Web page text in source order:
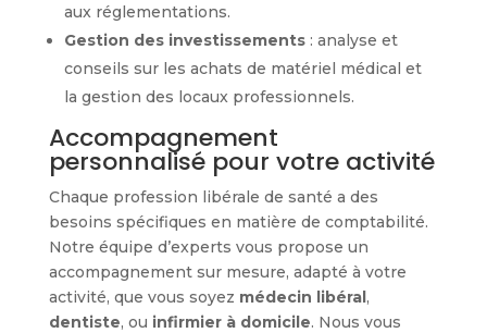
aux réglementations.
Gestion des investissements: analyse et
conseils sur les achats de matériel médical et
la gestion des locaux professionnels.
Accompagnement
personnalisé pour votre activité
Chaque profession libérale de santé a des
besoins spécifiques en matière de comptabilité.
Notre équipe d’experts vous propose un
accompagnement sur mesure, adapté à votre
activité, que vous soyez médecin libéral,
dentiste, ou infirmier à domicile. Nous vous